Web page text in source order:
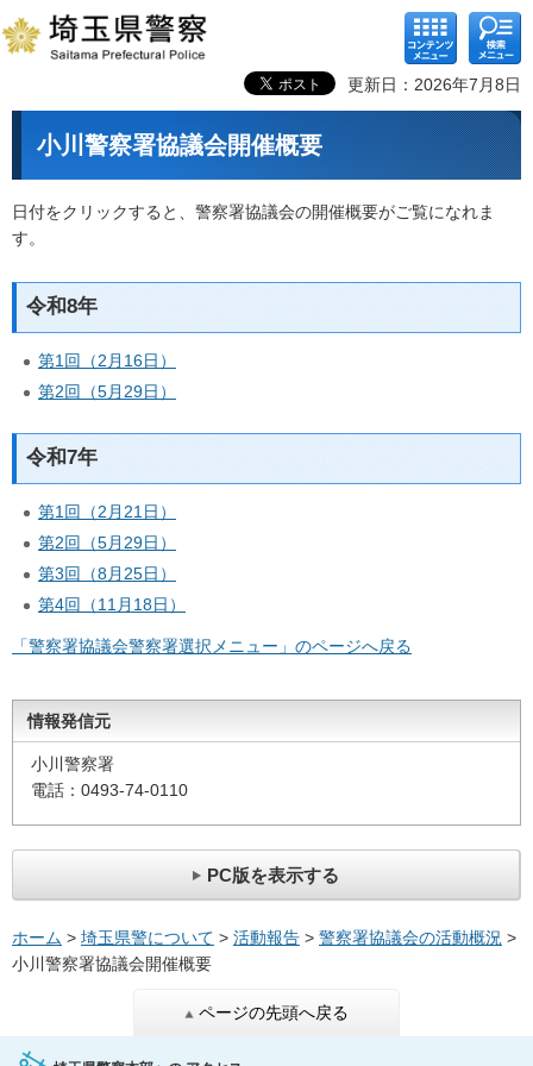
コンテ
ンツメ
ニュー
検索メ
ニュー
更新日：2026年7月8日
小川警察署協議会開催概要
日付をクリックすると、警察署協議会の開催概要がご覧になれま
す。
令和8年
第1回（2月16日）
第2回（5月29日）
令和7年
第1回（2月21日）
第2回（5月29日）
第3回（8月25日）
第4回（11月18日）
「警察署協議会警察署選択メニュー」のページへ戻る
情報発信元
小川警察署
電話：0493-74-0110
PC版を表示する
ホーム > 埼玉県警について > 活動報告 > 警察署協議会の活動概況 >
小川警察署協議会開催概要
ページの先頭へ戻る